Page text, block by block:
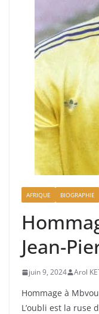
AFRIQUE BIOGRAPHIE
Jean-
juin 9, 2024 Arol
Hommage à
L’oubli est la ruse